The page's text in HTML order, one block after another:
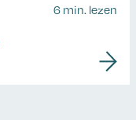
6 min. lezen